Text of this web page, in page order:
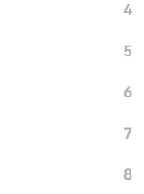
4
5
6
7
8